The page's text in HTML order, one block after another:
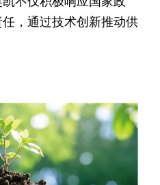
，通过技术创新推动供